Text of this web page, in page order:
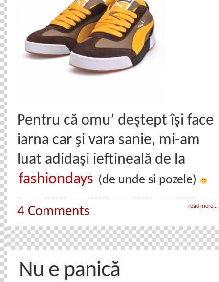
Pentru că omu’ deştept îşi face
iarna car şi vara sanie, mi-am
luat adidaşi ieftineală de la
fashiondays (de unde si pozele)
read more...
4 Comments
Nu e panică